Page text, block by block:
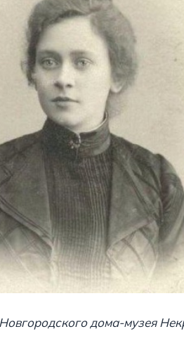
дома-музея